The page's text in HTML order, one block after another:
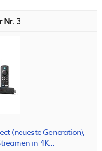
3
(neueste Generation),
in 4K...